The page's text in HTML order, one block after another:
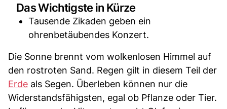
Das Wichtigste in Kürze
Tausende Zikaden geben ein
ohrenbetäubendes Konzert.
Die Sonne brennt vom wolkenlosen Himmel auf
den rostroten Sand. Regen gilt in diesem Teil der
Erde als Segen. Überleben können nur die
Widerstandsfähigsten, egal ob Pflanze oder Tier.